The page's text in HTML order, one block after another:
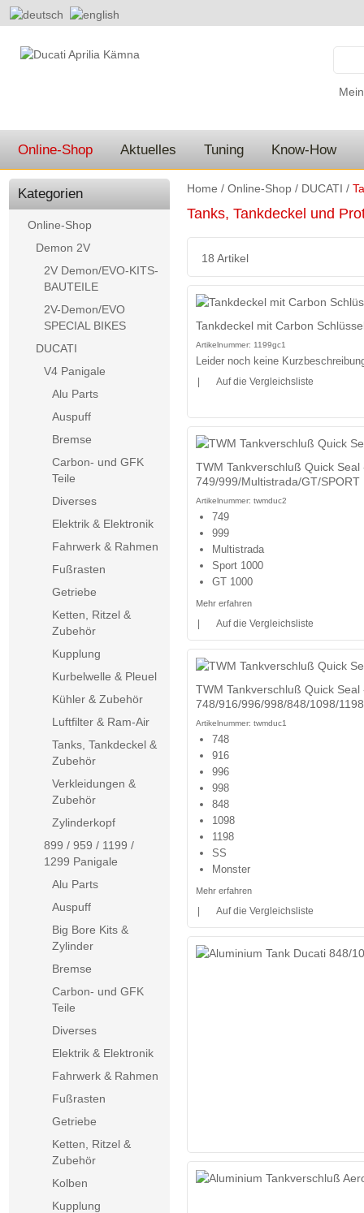
Online-Shop Aktuelles Tuning Know-How
Home / Online-Shop / DUCATI /
Tanks, Tankdeckel und
18 Artikel
Tankdeckel mit Carbon
Artikelnummer: 1199gc1
Leider noch keine
Auf die Vergleichsliste
TWM Tankverschluß Quick Seal
749/999/Multistrada/GT/SPORT
Artikelnummer: twmduc2
749
999
Multistrada
Sport 1000
GT 1000
Mehr erfahren
Auf die Vergleichsliste
TWM Tankverschluß Quick Seal
748/916/996/998/848/1098/
Artikelnummer: twmduc1
748
916
996
998
848
1098
1198
SS
Monster
Mehr erfahren
Auf die Vergleichsliste
Kategorien
Online-Shop
Demon 2V
2V Demon/EVO-KITS-
BAUTEILE
2V-Demon/EVO
SPECIAL BIKES
DUCATI
V4 Panigale
Alu Parts
Auspuff
Bremse
Carbon- und GFK
Teile
Diverses
Elektrik & Elektronik
Fahrwerk & Rahmen
Fußrasten
Getriebe
Ketten, Ritzel &
Zubehör
Kupplung
Kurbelwelle & Pleuel
Kühler & Zubehör
Luftfilter & Ram-Air
Tanks, Tankdeckel &
Zubehör
Verkleidungen &
Zubehör
Zylinderkopf
899 / 959 / 1199 /
1299 Panigale
Alu Parts
Auspuff
Big Bore Kits &
Zylinder
Bremse
Carbon- und GFK
Teile
Diverses
Elektrik & Elektronik
Fahrwerk & Rahmen
Fußrasten
Getriebe
Ketten, Ritzel &
Zubehör
Kolben
Kupplung